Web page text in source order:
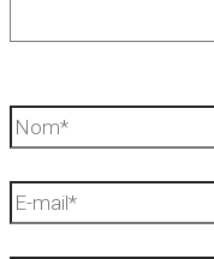
Nom*
E-